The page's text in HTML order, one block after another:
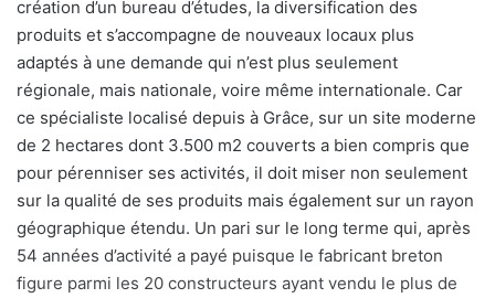
création d’un bureau d’études, la diversification des
produits et s’accompagne de nouveaux locaux plus
adaptés à une demande qui n’est plus seulement
régionale, mais nationale, voire même internationale. Car
ce spécialiste localisé depuis à Grâce, sur un site moderne
de 2 hectares dont 3.500 m2 couverts a bien compris que
pour pérenniser ses activités, il doit miser non seulement
sur la qualité de ses produits mais également sur un rayon
géographique étendu. Un pari sur le long terme qui, après
54 années d’activité a payé puisque le fabricant breton
figure parmi les 20 constructeurs ayant vendu le plus de